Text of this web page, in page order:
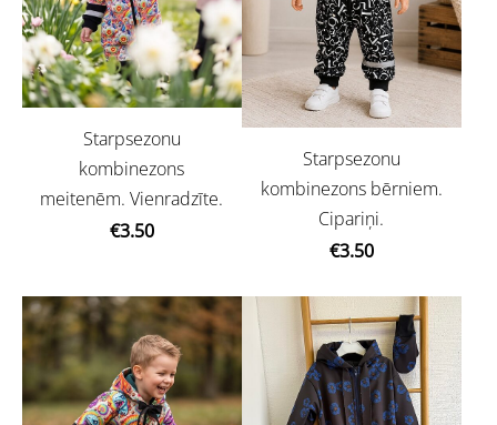
Starpsezonu
kombinezons
meitenēm. Vienradzīte.
€3.50
Starpsezonu
kombinezons bērniem.
Cipariņi.
€3.50